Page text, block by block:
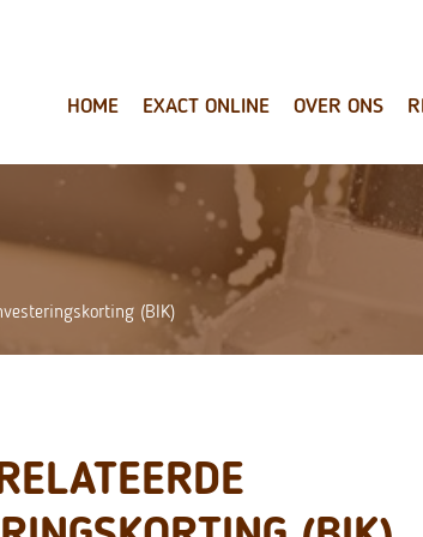
HOME EXACT ONLINE OVER ONS
(BIK)